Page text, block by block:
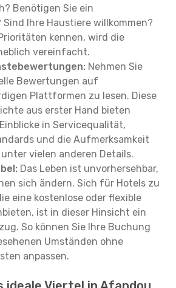
Benötigen Sie ein
Ihre Haustiere willkommen?
kennen, wird die
vereinfacht.
Nehmen Sie
Bewertungen auf
Plattformen zu lesen. Diese
aus erster Hand bieten
in Servicequalität,
und die Aufmerksamkeit
unter vielen anderen Details.
Das Leben ist unvorhersehbar,
sich ändern. Sich für Hotels zu
eine kostenlose oder flexible
ist in dieser Hinsicht ein
So können Sie Ihre Buchung
Umständen ohne
anpassen.